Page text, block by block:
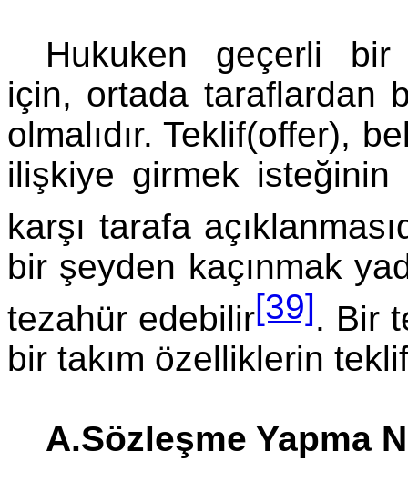
Hukuken geçerli bir
için, ortada taraflardan
olmalıdır. Teklif(offer),
ilişkiye girmek isteğinin
karşı tarafa
bir şeyden kaçınmak
tezahür edebilir[39]. Bir
bir takım özelliklerin
A.Sözleşme Yapma